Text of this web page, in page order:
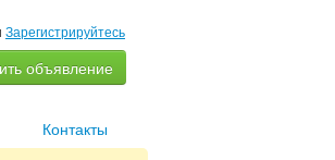
Зарегистрируйтесь
объявление
Контакты